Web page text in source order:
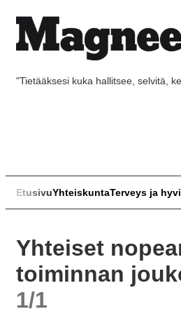
"Tietääksesi kuka hallitsee, selvitä,
EtusivuYhteiskuntaTerveys ja
Yhteiset
toiminnan
1/1